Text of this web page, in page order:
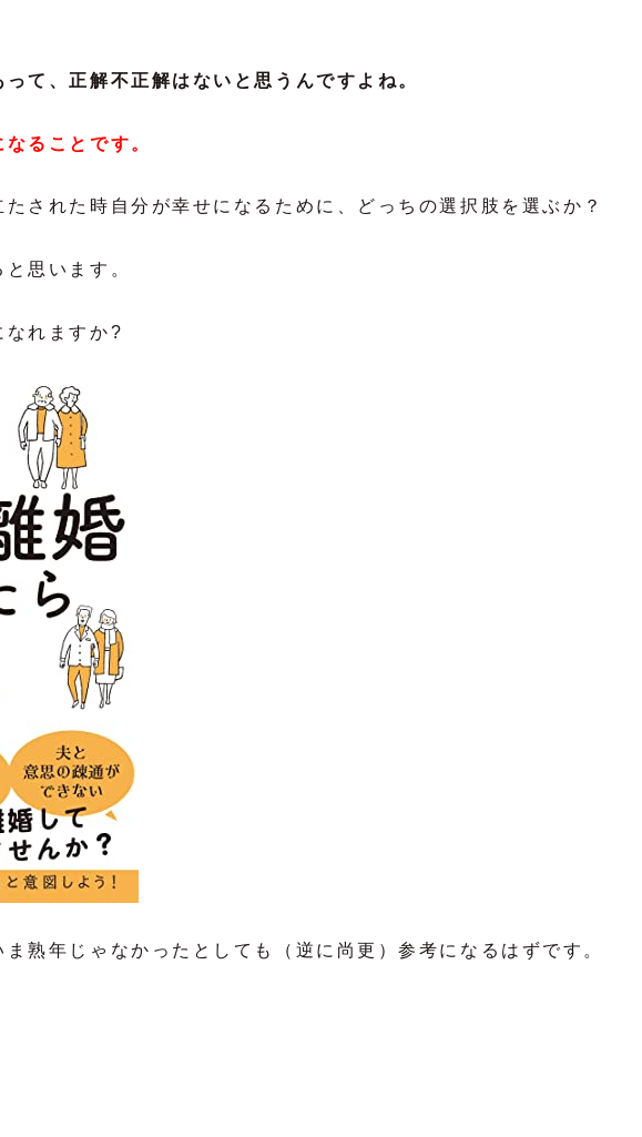
て、正解不正解はないと思うんですよね。
ることです。
された時自分が幸せになるために、どっちの選択肢を選ぶか？
思います。
なれますか?
熟年じゃなかったとしても（逆に尚更）参考になるはずです。